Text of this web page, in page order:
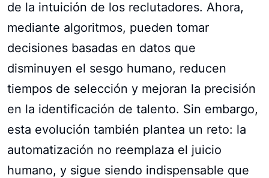
de la intuición de los reclutadores. Ahora,
mediante algoritmos, pueden tomar
decisiones basadas en datos que
disminuyen el sesgo humano, reducen
tiempos de selección y mejoran la precisión
en la identificación de talento. Sin embargo,
esta evolución también plantea un reto: la
automatización no reemplaza el juicio
humano, y sigue siendo indispensable que